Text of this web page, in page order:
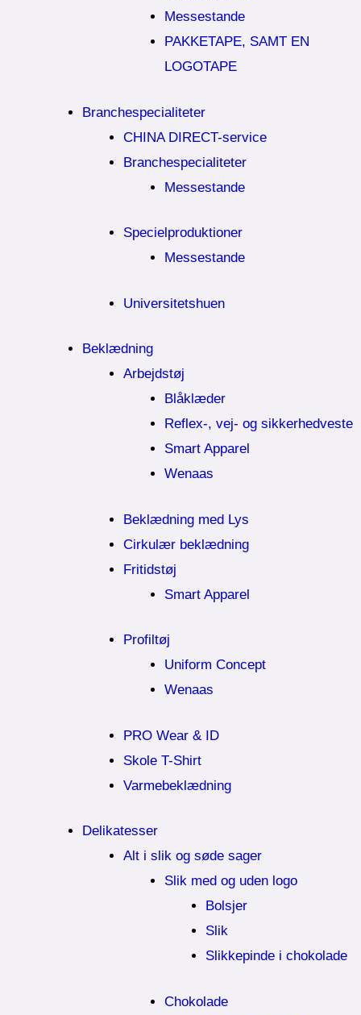
Messestande
PAKKETAPE, SAMT EN
LOGOTAPE
Branchespecialiteter
CHINA DIRECT-service
Branchespecialiteter
Messestande
Specielproduktioner
Messestande
Universitetshuen
Beklædning
Arbejdstøj
Blåklæder
Reflex-, vej- og sikkerhedveste
Smart Apparel
Wenaas
Beklædning med Lys
Cirkulær beklædning
Fritidstøj
Smart Apparel
Profiltøj
Uniform Concept
Wenaas
PRO Wear & ID
Skole T-Shirt
Varmebeklædning
Delikatesser
Alt i slik og søde sager
Slik med og uden logo
Bolsjer
Slik
Slikkepinde i chokolade
Chokolade